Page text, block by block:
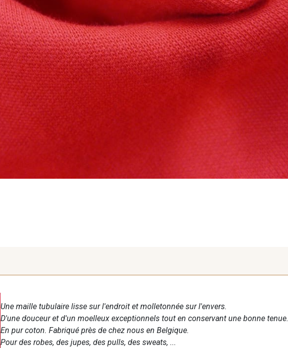
Une maille tubulaire lisse sur l'endroit et molletonnée sur l'envers.
D'une douceur et d'un moelleux exceptionnels tout en conservant une bonne tenue.
En pur coton. Fabriqué près de chez nous en Belgique.
Pour des robes, des jupes, des pulls, des sweats, ...